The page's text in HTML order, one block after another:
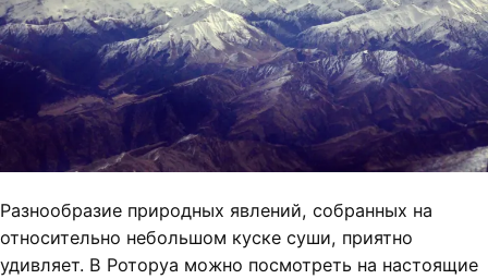
Разнообразие природных явлений, собранных на
относительно небольшом куске суши, приятно
удивляет. В Роторуа можно посмотреть на настоящие